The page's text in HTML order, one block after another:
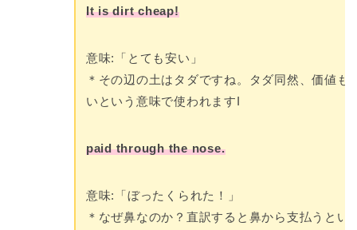
It is dirt cheap!
意味:「とても安い」
＊その辺の土はタダですね。タダ同然、価値も
いという意味で使われますI
paid through the nose.
意味:「ぼったくられた！」
＊なぜ鼻なのか？直訳すると鼻から支払うとい